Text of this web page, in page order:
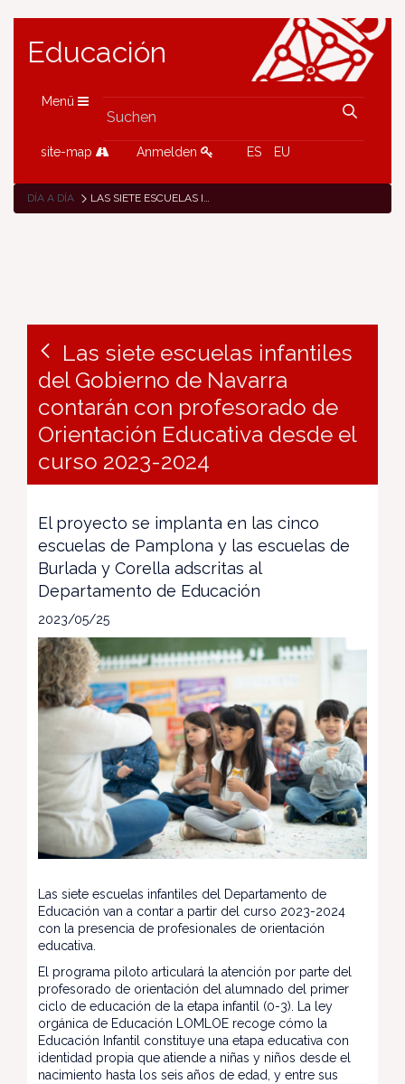
Educación
Menü
site-map Anmelden ES EU
DÍA A DÍA LAS SIETE ESCUELAS INFANTILES DEL GOBIERNO DE NAVARRA CONTARÁN CON PROFESORADO DE ORIENTACIÓN EDUCATIVA DESDE EL CURSO 2023-2024
Las siete escuelas infantiles
del Gobierno de Navarra
contarán con profesorado de
Orientación Educativa desde el
curso 2023-2024
El proyecto se implanta en las cinco
escuelas de Pamplona y las escuelas de
Burlada y Corella adscritas al
Departamento de Educación
2023/05/25
Las siete escuelas infantiles del Departamento de
Educación van a contar a partir del curso 2023-2024
con la presencia de profesionales de orientación
educativa.
El programa piloto articulará la atención por parte del
profesorado de orientación del alumnado del primer
ciclo de educación de la etapa infantil (0-3). La ley
orgánica de Educación LOMLOE recoge cómo la
Educación Infantil constituye una etapa educativa con
identidad propia que atiende a niñas y niños desde el
nacimiento hasta los seis años de edad, y entre sus